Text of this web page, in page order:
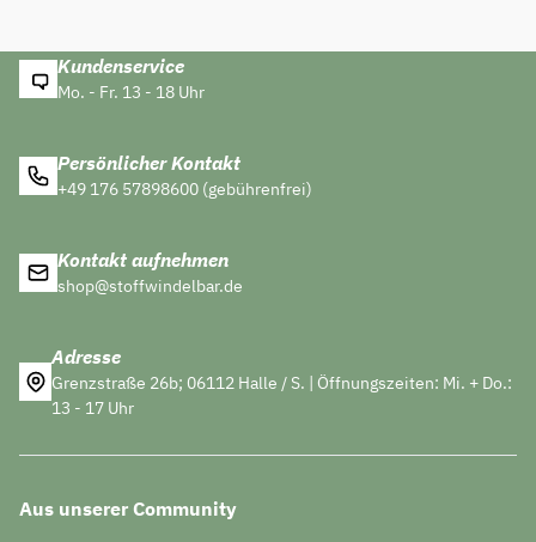
Kundenservice
Mo. - Fr. 13 - 18 Uhr
Persönlicher Kontakt
+49 176 57898600 (gebührenfrei)
Kontakt aufnehmen
shop@stoffwindelbar.de
Adresse
Grenzstraße 26b; 06112 Halle / S. | Öffnungszeiten: Mi. + Do.:
13 - 17 Uhr
Aus unserer Community